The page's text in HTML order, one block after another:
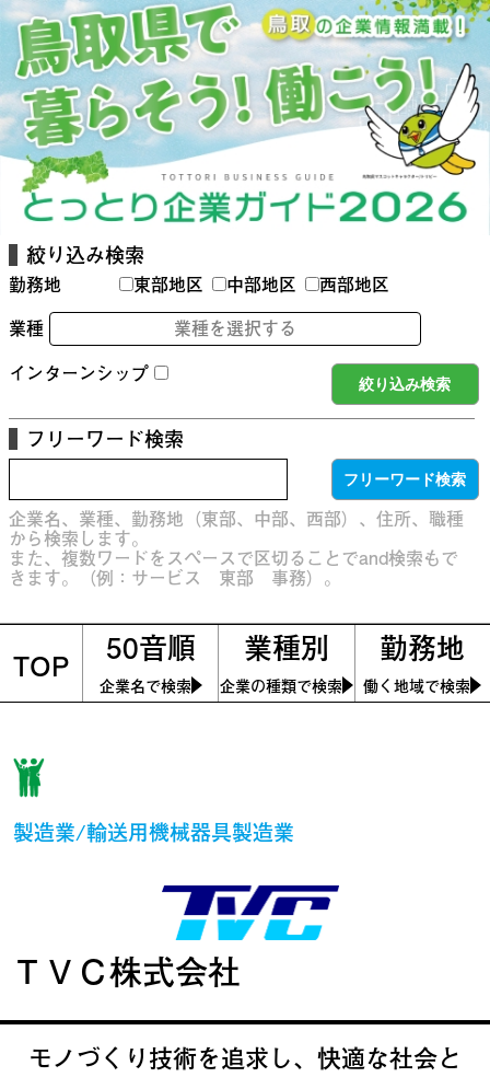
絞り込み検索
勤務地 東部地区 中部地区
西部地区
業種
業種を選択する
インターンシップ
フリーワード検索
企業名、業種、勤務地（東部、中部、西部）、住所、職種
から検索します。
また、複数ワードをスペースで区切ることでand検索もで
きます。（例：サービス 東部 事務）。
TOP 50音順
企業名で検索
業種別
企業の種類で検索
勤務地
働く地域で検索
製造業/輸送用機械器具製造業
ＴＶＣ株式会社
モノづくり技術を追求し、快適な社会と